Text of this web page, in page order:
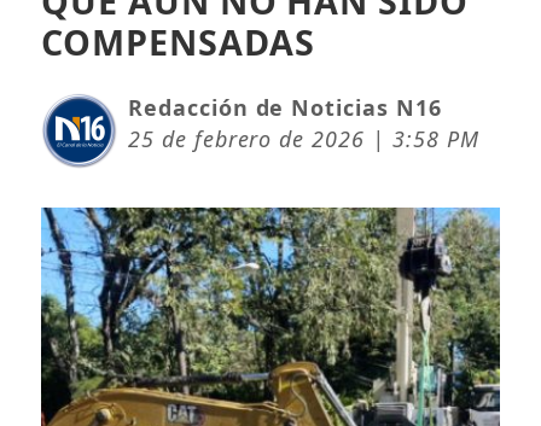
COMPENSADAS
Redacción de Noticias N16
25 de febrero de 2026 | 3:58 PM